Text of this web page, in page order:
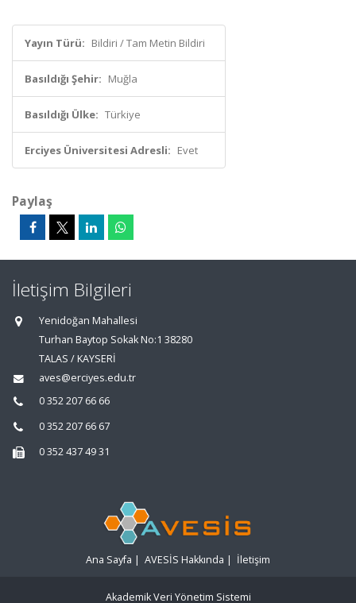
Yayın Türü: Bildiri / Tam Metin Bildiri
Basıldığı Şehir: Muğla
Basıldığı Ülke: Türkiye
Erciyes Üniversitesi Adresli: Evet
Paylaş
İletişim Bilgileri
Yenidoğan Mahallesi
Turhan Baytop Sokak No:1 38280
TALAS / KAYSERİ
aves@erciyes.edu.tr
0 352 207 66 66
0 352 207 66 67
0 352 437 49 31
Ana Sayfa | AVESİS Hakkında | İletişim
Akademik Veri Yönetim Sistemi